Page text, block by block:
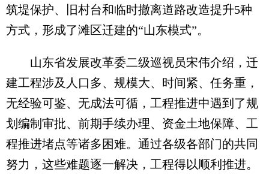
筑堤保护、旧村台和临时撤离道路改造提升5种
方式，形成了滩区迁建的“山东模式”。
山东省发展改革委二级巡视员宋伟介绍，迁
建工程涉及人口多、规模大、时间紧、任务重，
无经验可鉴、无成法可循，工程推进中遇到了规
划编制审批、前期手续办理、资金土地保障、工
程推进堵点等诸多困难。通过各级各部门的共同
努力，这些难题逐一解决，工程得以顺利推进。